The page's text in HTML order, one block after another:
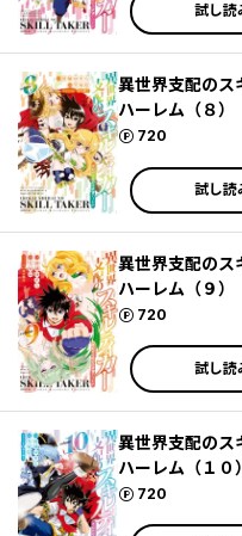
試し読
異世界支配の
ハーレム（８）
720
ポイント
試し読
異世界支配の
ハーレム（９）
720
ポイント
試し読
異世界支配の
ハーレム（１０）
720
ポイント